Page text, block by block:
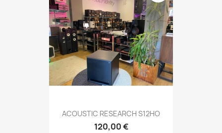
ACOUSTIC RESEARCH S12HO
120,00 €